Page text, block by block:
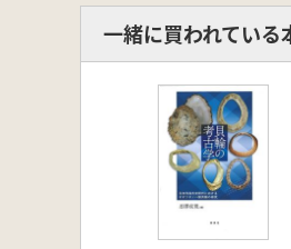
一緒に買われている